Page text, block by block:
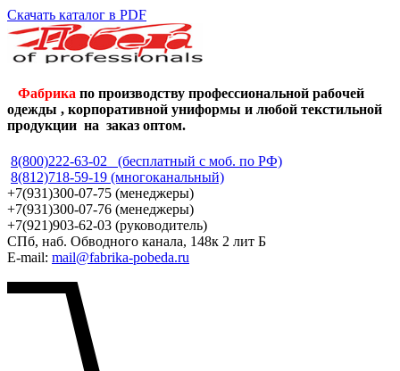
Скачать каталог в PDF
Фабрика по производству профессиональной рабочей
одежды , корпоративной униформы и любой текстильной
продукции на заказ оптом.
8(800)222-63-02 (бесплатный с моб. по РФ)
8(812)718-59-19 (многоканальный)
+7(931)300-07-75 (менеджеры)
+7(931)300-07-76 (менеджеры)
+7(921)903-62-03 (руководитель)
СПб, наб. Обводного канала, 148к 2 лит Б
E-mail: mail@fabrika-pobeda.ru